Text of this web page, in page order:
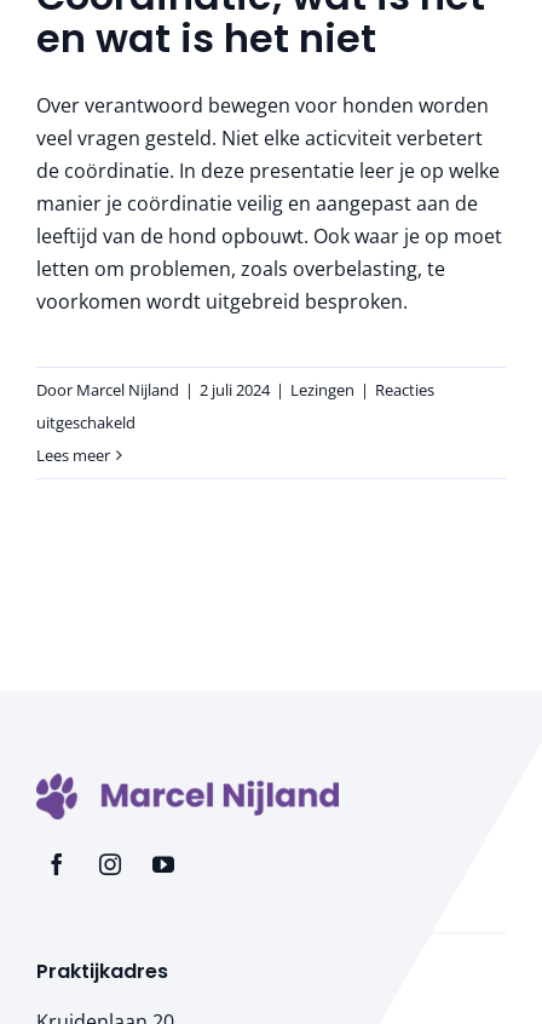
More
en wat is het niet
Over verantwoord bewegen voor honden worden
veel vragen gesteld. Niet elke acticviteit verbetert
de coördinatie. In deze presentatie leer je op welke
manier je coördinatie veilig en aangepast aan de
leeftijd van de hond opbouwt. Ook waar je op moet
letten om problemen, zoals overbelasting, te
voorkomen wordt uitgebreid besproken.
Door Marcel Nijland | 2 juli 2024 | Lezingen | Reacties
uitgeschakeld
wat
Lees meer
Praktijkadres